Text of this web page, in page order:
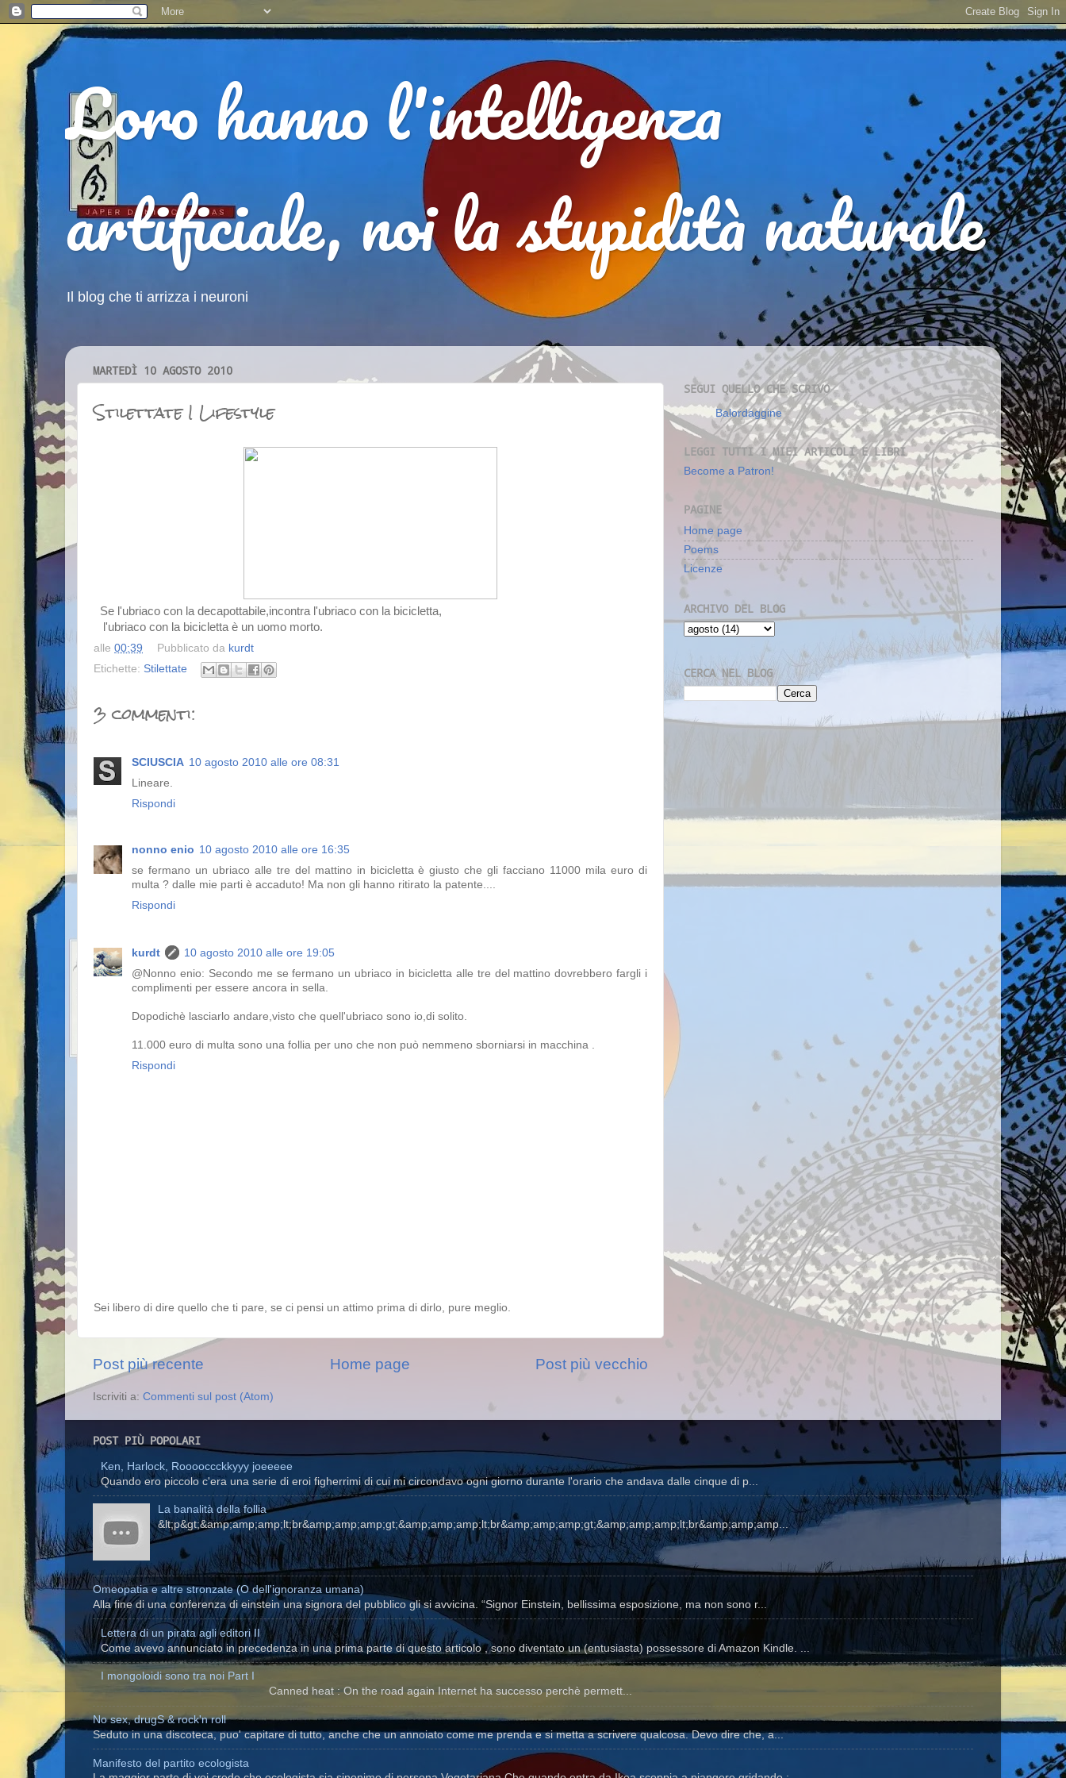
Loro hanno l'intelligenza
artificiale, noi la stupidità naturale
Il blog che ti arrizza i neuroni
MARTEDÌ 10 AGOSTO 2010
Stilettate I Lifestyle
Se l'ubriaco con la decapottabile,incontra l'ubriaco con la bicicletta,
l'ubriaco con la bicicletta è un uomo morto.
alle 00:39 Pubblicato da kurdt
Etichette: Stilettate
3 commenti:
SCIUSCIA 10 agosto 2010 alle ore 08:31
Lineare.
Rispondi
nonno enio 10 agosto 2010 alle ore 16:35
se fermano un ubriaco alle tre del mattino in bicicletta è giusto che gli facciano 11000 mila euro di
multa ? dalle mie parti è accaduto! Ma non gli hanno ritirato la patente....
Rispondi
kurdt
10 agosto 2010 alle ore 19:05
@Nonno enio: Secondo me se fermano un ubriaco in bicicletta alle tre del mattino dovrebbero fargli i
complimenti per essere ancora in sella.
Dopodichè lasciarlo andare,visto che quell'ubriaco sono io,di solito.
11.000 euro di multa sono una follia per uno che non può nemmeno sborniarsi in macchina .
Rispondi
Sei libero di dire quello che ti pare, se ci pensi un attimo prima di dirlo, pure meglio.
Post più recente Post più vecchio
Home page
Iscriviti a: Commenti sul post (Atom)
SEGUI QUELLO CHE SCRIVO
Balordaggine
LEGGI TUTTI I MIEI ARTICOLI E LIBRI
Become a Patron!
PAGINE
Home page
Poems
Licenze
ARCHIVO DEL BLOG
CERCA NEL BLOG
POST PIÙ POPOLARI
Ken, Harlock, Rooooccckkyyy joeeeee
Quando ero piccolo c'era una serie di eroi figherrimi di cui mi circondavo ogni giorno durante l'orario che andava dalle cinque di p...
La banalità della follia
&lt;p&gt;&amp;amp;amp;lt;br&amp;amp;amp;gt;&amp;amp;amp;lt;br&amp;amp;amp;gt;&amp;amp;amp;lt;br&amp;amp;amp...
Omeopatia e altre stronzate (O dell'ignoranza umana)
Alla fine di una conferenza di einstein una signora del pubblico gli si avvicina. “Signor Einstein, bellissima esposizione, ma non sono r...
Lettera di un pirata agli editori II
Come avevo annunciato in precedenza in una prima parte di questo articolo , sono diventato un (entusiasta) possessore di Amazon Kindle. ...
I mongoloidi sono tra noi Part I
Canned heat : On the road again Internet ha successo perchè permett...
No sex, drugS & rock'n roll
Seduto in una discoteca, puo' capitare di tutto, anche che un annoiato come me prenda e si metta a scrivere qualcosa. Devo dire che, a...
Manifesto del partito ecologista